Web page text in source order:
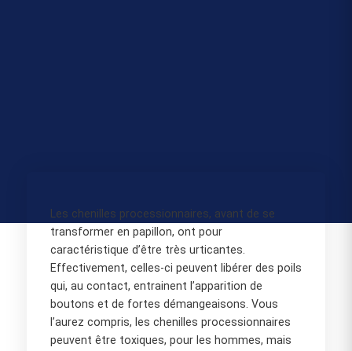
Les chenilles processionnaires, avant de se
transformer en papillon, ont pour
caractéristique d’être très urticantes.
Effectivement, celles-ci peuvent libérer des poils
qui, au contact, entrainent l’apparition de
boutons et de fortes démangeaisons. Vous
l’aurez compris, les chenilles processionnaires
peuvent être toxiques, pour les hommes, mais